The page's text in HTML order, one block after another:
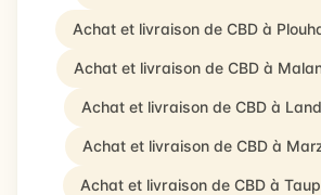
Achat et livraison de CBD à
Achat et livraison de CBD à
Achat et livraison de CBD à
Achat et livraison de CBD à
Achat et livraison de CBD à